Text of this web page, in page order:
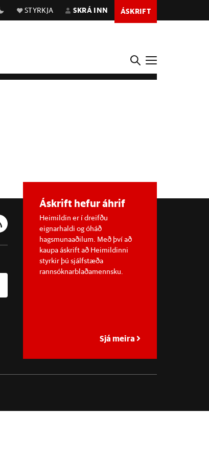
STYRKJA SKRÁ INN ÁSKRIFT
Áskrift hefur áhrif
Heimildin er í dreifðu
eignarhaldi og óháð
hagsmunaaðilum. Með því að
kaupa áskrift að Heimildinni
styrkir þú sjálfstæða
rannsóknarblaðamennsku.
Sjá meira